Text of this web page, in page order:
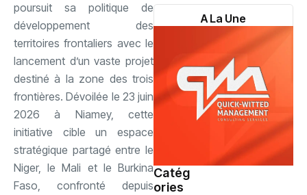
poursuit sa politique de
développement des
territoires frontaliers avec le
lancement d’un vaste projet
destiné à la zone des trois
frontières. Dévoilée le 23 juin
2026 à Niamey, cette
initiative cible un espace
stratégique partagé entre le
Niger, le Mali et le Burkina
Faso, confronté depuis
A La Une
Catég
ories